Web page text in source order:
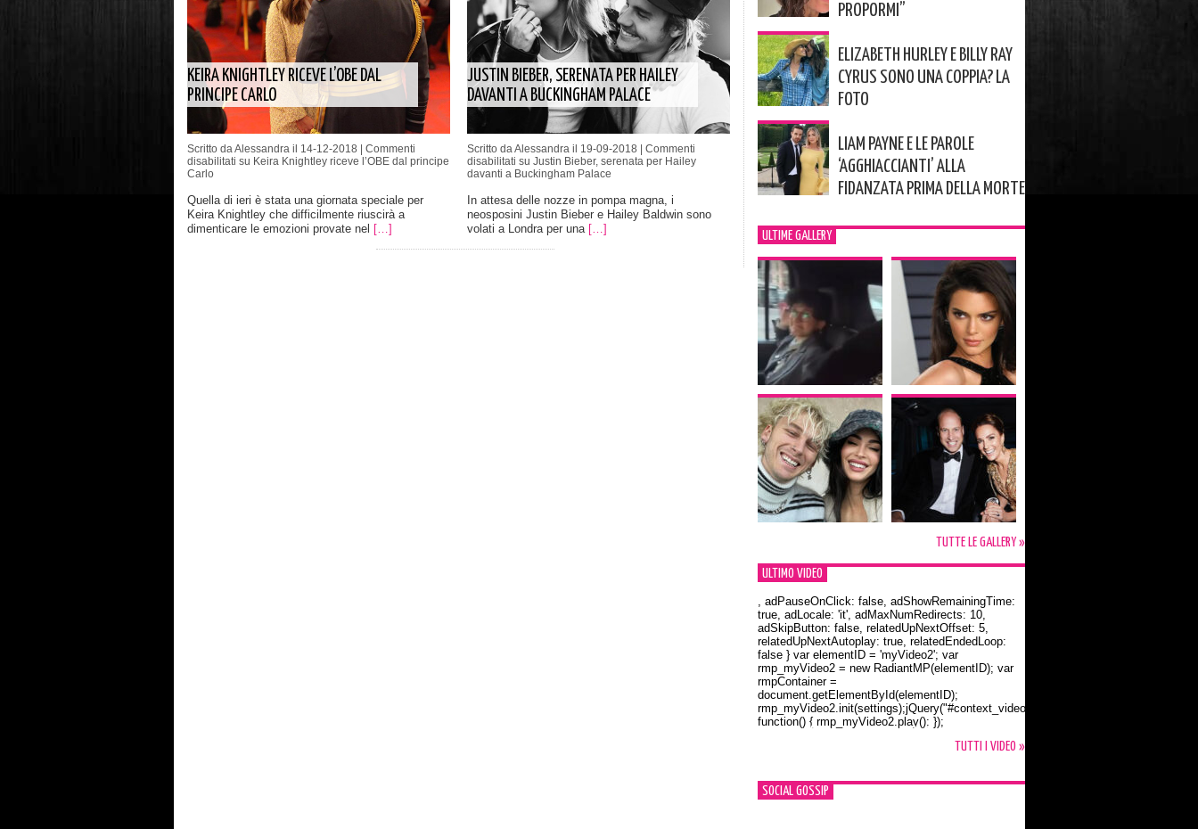
KEIRA KNIGHTLEY RICEVE L’OBE DAL
PRINCIPE CARLO
Scritto da Alessandra il 14-12-2018 | Commenti
disabilitati su Keira Knightley riceve l’OBE dal principe
Carlo
Quella di ieri è stata una giornata speciale per
Keira Knightley che difficilmente riuscirà a
dimenticare le emozioni provate nel […]
JUSTIN BIEBER, SERENATA PER HAILEY
DAVANTI A BUCKINGHAM PALACE
Scritto da Alessandra il 19-09-2018 | Commenti
disabilitati su Justin Bieber, serenata per Hailey
davanti a Buckingham Palace
In attesa delle nozze in pompa magna, i
neosposini Justin Bieber e Hailey Baldwin sono
volati a Londra per una […]
PROPORMI”
ELIZABETH HURLEY E BILLY RAY
CYRUS SONO UNA COPPIA? LA
FOTO
LIAM PAYNE E LE PAROLE
‘AGGHIACCIANTI’ ALLA
FIDANZATA PRIMA DELLA MORTE
ULTIME GALLERY
TUTTE LE GALLERY »
ULTIMO VIDEO
Orlando Bloom e la t-shirt dedicata a Flynn
, adPauseOnClick: false, adShowRemainingTime:
true, adLocale: 'it', adMaxNumRedirects: 10,
adSkipButton: false, relatedUpNextOffset: 5,
relatedUpNextAutoplay: true, relatedEndedLoop:
false } var elementID = 'myVideo2'; var
rmp_myVideo2 = new RadiantMP(elementID); var
rmpContainer =
document.getElementById(elementID);
rmp_myVideo2.init(settings);jQuery("#context_video2").one("mouseover",
function() { rmp_myVideo2.play(); });
TUTTI I VIDEO »
SOCIAL GOSSIP